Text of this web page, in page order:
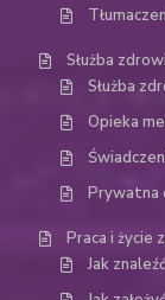
Służba
Służba
Opieka
Prywatna
Praca i życie
Jak